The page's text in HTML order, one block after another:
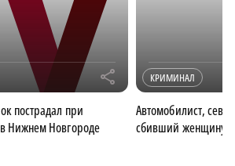
r
пострадал при
Нижнем Новгороде
КРИМИНАЛ
Автомобилист,
сбивший женщину,